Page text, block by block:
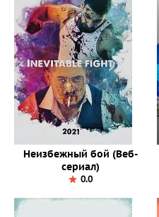
Неизбежный бой (Веб-
сериал)
0.0